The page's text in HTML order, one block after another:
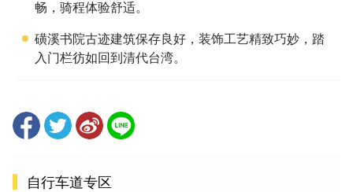
畅，骑程体验舒适。
磺溪书院古迹建筑保存良好，装饰工艺精致巧妙，踏
入门栏彷如回到清代台湾。
自行车道专区